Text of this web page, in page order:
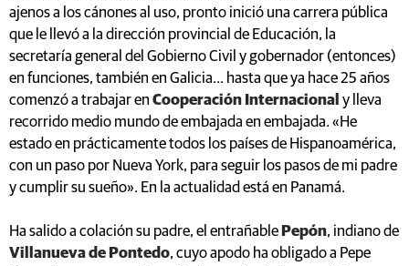
ajenos a los cánones al uso, pronto inició una carrera pública
que le llevó a la dirección provincial de Educación, la
secretaría general del Gobierno Civil y gobernador (entonces)
en funciones, también en Galicia... hasta que ya hace 25 años
comenzó a trabajar en Cooperación Internacional y lleva
recorrido medio mundo de embajada en embajada. «He
estado en prácticamente todos los países de Hispanoamérica,
con un paso por Nueva York, para seguir los pasos de mi padre
y cumplir su sueño». En la actualidad está en Panamá.
Ha salido a colación su padre, el entrañable Pepón, indiano de
Villanueva de Pontedo, cuyo apodo ha obligado a Pepe